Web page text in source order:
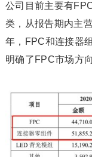
公司目前主要有
类，从报告期内主
年，FPC和连接器
明确了FPC市场方向